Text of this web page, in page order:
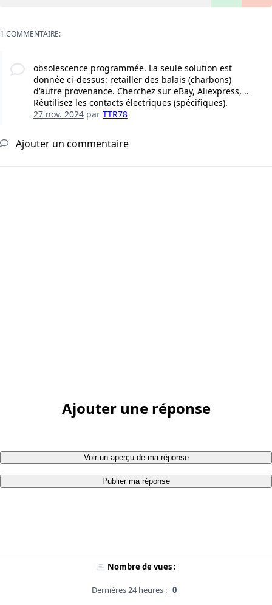
1 COMMENTAIRE:
obsolescence programmée. La seule solution est
donnée ci-dessus: retailler des balais (charbons)
d'autre provenance. Cherchez sur eBay, Aliexpress, ..
Réutilisez les contacts électriques (spécifiques).
27 nov. 2024par TTR78
Ajouter un commentaire
Ajouter une réponse
Voir un aperçu de ma réponse
Publier ma réponse
Nombre de vues :
Dernières 24 heures : 0